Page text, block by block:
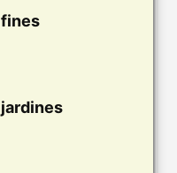
fines
jardines